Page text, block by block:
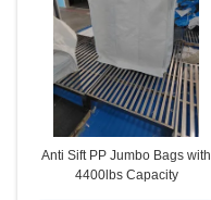
Anti Sift PP Jumbo Bags with
4400lbs Capacity